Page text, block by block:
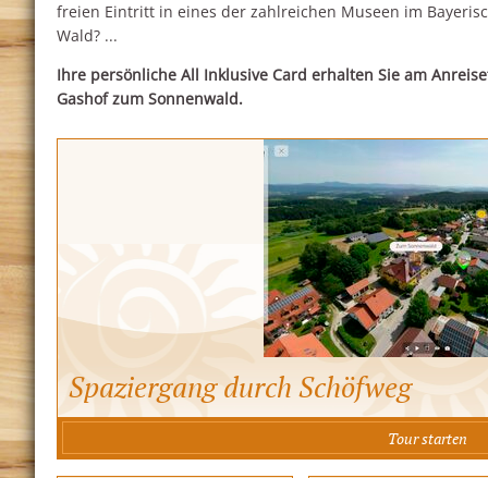
freien Eintritt in eines der zahlreichen Museen im
Wald? ...
Ihre persönliche All Inklusive Card erhalten Sie am
Gashof zum Sonnenwald.
Spaziergang durch Schöfweg
Tour starten